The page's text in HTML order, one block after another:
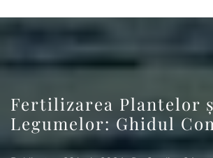
Fertilizarea Plantelor
Legumelor: Ghidul